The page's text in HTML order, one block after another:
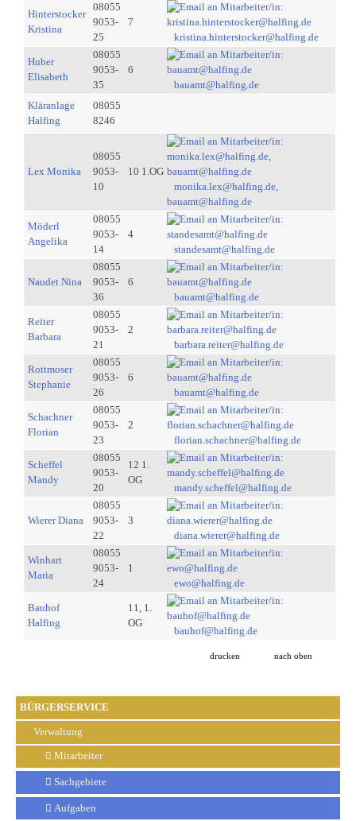
BÜRGERSERVICE
Verwaltung
Mitarbeiter
Sachgebiete
Aufgaben
Hinterstocker
Kristina
08055
9053-
25
7
kristina.hinterstocker@halfing.de
Huber
Elisabeth
08055
9053-
35
6
bauamt@halfing.de
Kläranlage
Halfing
08055
8246
Lex Monika
08055
9053-
10
10 1.OG
monika.lex@halfing.de,
bauamt@halfing.de
Möderl
Angelika
08055
9053-
14
4
standesamt@halfing.de
Naudet Nina
08055
9053-
36
6
bauamt@halfing.de
Reiter
Barbara
08055
9053-
21
2
barbara.reiter@halfing.de
Rottmoser
Stephanie
08055
9053-
26
6
bauamt@halfing.de
Schachner
Florian
08055
9053-
23
2
florian.schachner@halfing.de
Scheffel
Mandy
08055
9053-
20
12 1.
OG
mandy.scheffel@halfing.de
Wierer Diana
08055
9053-
22
3
diana.wierer@halfing.de
Winhart
Maria
08055
9053-
24
1
ewo@halfing.de
Bauhof
Halfing
11, 1.
OG
bauhof@halfing.de
drucken nach oben